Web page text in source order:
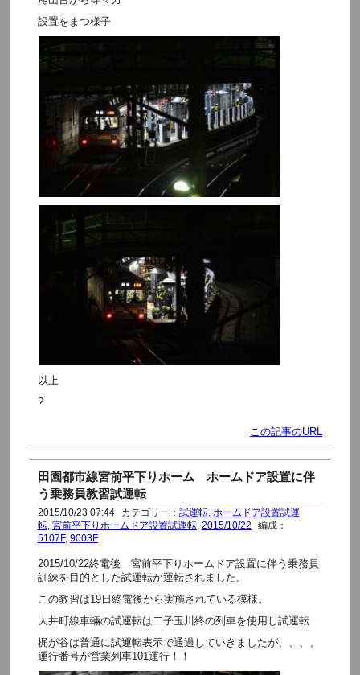
設置をまつ様子
以上
?
この記事のURL
田園都市線宮前平下りホーム ホームドア設置に伴
う乗務員教習試運転
2015/10/23 07:44 カテゴリー： 試運転, ホームドア設置試運
転, 宮前平下りホームドア設置試運転, 2015/10/22
編成：
5107F, 9003F
2015/10/22終電後 宮前平下りホームドア設置に伴う乗務員
訓練を目的とした試運転が運転されました。
この教習は19日終電後から実施されている模様。
大井町線車輛の試運転は二子玉川終の列車を使用し試運転
梶が谷は普通に試運転表示で通過していきましたが、、、、
運行番号が営業列車101運行！！